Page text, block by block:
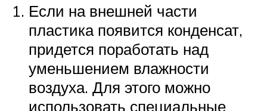
Если на внешней части
пластика появится конденсат,
придется поработать над
уменьшением влажности
воздуха. Для этого можно
использовать специальные